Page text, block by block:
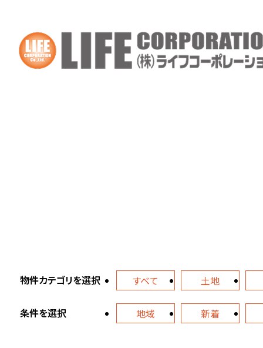
物件カテゴリを選択 すべて 土地
条件を選択 地域 新着